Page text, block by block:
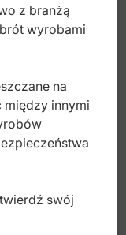
różowe,
z branżą
wyrobami
na
między innymi
swój